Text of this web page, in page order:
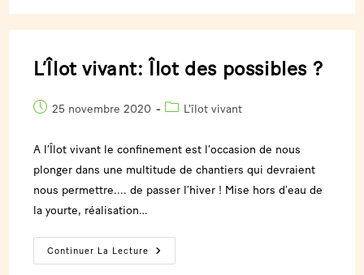
L’Îlot vivant: Îlot des possibles ?
25 novembre 2020 L'îlot vivant
A l’Îlot vivant le confinement est l’occasion de nous
plonger dans une multitude de chantiers qui devraient
nous permettre.... de passer l’hiver ! Mise hors d’eau de
la yourte, réalisation…
Continuer La Lecture